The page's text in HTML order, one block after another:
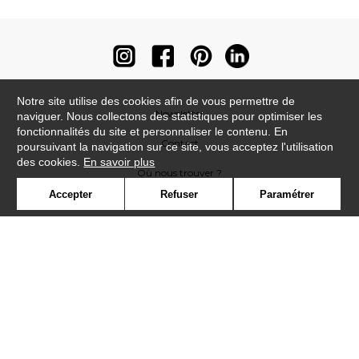
Newsletter
Contact
Où nous trouver ?
Notre site utilise des cookies afin de vous permettre de
naviguer. Nous collectons des statistiques pour optimiser les
fonctionnalités du site et personnaliser le contenu. En
poursuivant la navigation sur ce site, vous acceptez l'utilisation
des cookies. En savoir plus
Accepter Refuser Paramétrer